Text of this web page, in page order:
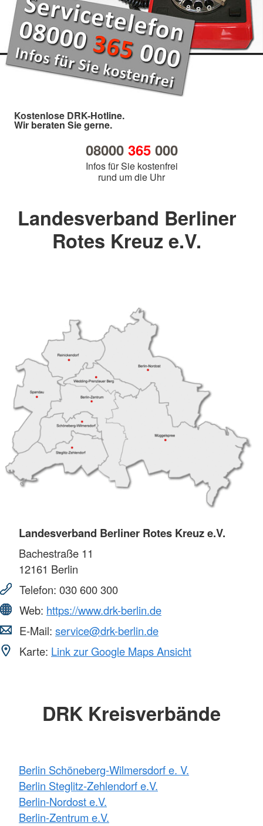
Kostenlose DRK-Hotline.
Wir beraten Sie gerne.
08000 365000
Infos für Sie kostenfrei
rund um die Uhr
Landesverband Berliner
Rotes Kreuz e.V.
Landesverband Berliner Rotes Kreuz e.V.
Bachestraße 11
12161 Berlin
Telefon: 030 600 300
Web: https://www.drk-berlin.de
E-Mail: service@drk-berlin.de
Karte: Link zur Google Maps Ansicht
DRK Kreisverbände
Berlin Schöneberg-Wilmersdorf e. V.
Berlin Steglitz-Zehlendorf e.V.
Berlin-Nordost e.V.
Berlin-Zentrum e.V.